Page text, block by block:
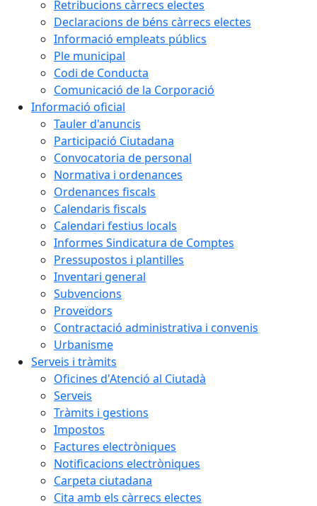
Retribucions càrrecs electes
Declaracions de béns càrrecs electes
Informació empleats públics
Ple municipal
Codi de Conducta
Comunicació de la Corporació
Informació oficial
Tauler d'anuncis
Participació Ciutadana
Convocatoria de personal
Normativa i ordenances
Ordenances fiscals
Calendaris fiscals
Calendari festius locals
Informes Sindicatura de Comptes
Pressupostos i plantilles
Inventari general
Subvencions
Proveïdors
Contractació administrativa i convenis
Urbanisme
Serveis i tràmits
Oficines d'Atenció al Ciutadà
Serveis
Tràmits i gestions
Impostos
Factures electròniques
Notificacions electròniques
Carpeta ciutadana
Cita amb els càrrecs electes